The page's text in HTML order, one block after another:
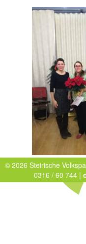
© 2026 Steirische
0316 / 60 744 |